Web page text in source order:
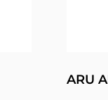
ARU